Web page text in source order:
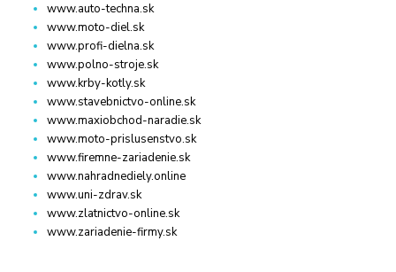
www.auto-techna.sk
www.moto-diel.sk
www.profi-dielna.sk
www.polno-stroje.sk
www.krby-kotly.sk
www.stavebnictvo-online.sk
www.maxiobchod-naradie.sk
www.moto-prislusenstvo.sk
www.firemne-zariadenie.sk
www.nahradnediely.online
www.uni-zdrav.sk
www.zlatnictvo-online.sk
www.zariadenie-firmy.sk